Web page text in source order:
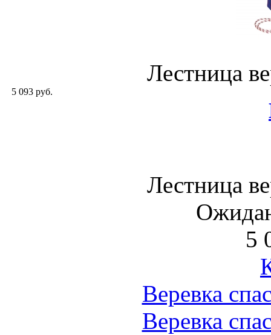
Лестница
5 093 руб.
Лестница
5
Веревка
Веревка